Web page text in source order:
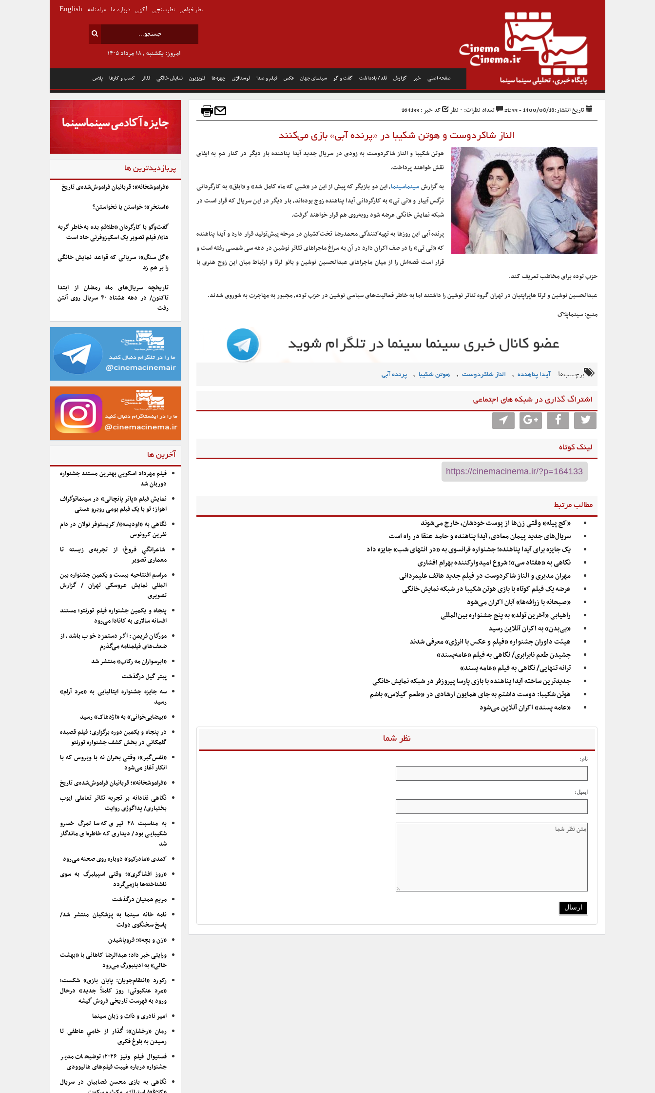
صفحه اصلی خبر گزارش نقد / یادداشت گفت و گو سینمای جهان عکس فیلم و صدا نوستالژی چهره ها تلویزیون نمایش خانگی تئاتر کسب و کارها پلاس
امروز: یکشنبه , ۱۸ مرداد ۱۴۰۵
نظرخواهی نظرسنجی آگهی درباره ما مرامنامه English
تاریخ انتشار:1400/08/18 - 21:33 تعداد نظرات: ۰ نظر کد خبر : 164133
الناز شاکردوست و هوتن شکیبا در «پرنده آبی» بازی می‌کنند
هوتن شکیبا و الناز شاکردوست به زودی در سریال جدید آیدا پناهنده بار دیگر در کنار هم به ایفای
نقش خواهند پرداخت.
به گزارشسینماسینما، این دو بازیگر که پیش از این در «شبی که ماه کامل شد» و «ابلق» به کارگردانی
نرگس آبیار و «تی تی» به کارگردانی آیدا پناهنده زوج بوده‌اند، بار دیگر در این سریال که قرار است در
شبکه نمایش خانگی عرضه شود روبه‌روی هم قرار خواهند گرفت.
پرنده آبی این روزها به تهیه‌کنندگی محمدرضا تخت‌کشیان در مرحله پیش‌تولید قرار دارد و آیدا پناهنده
که «تی تی» را در صف اکران دارد در آن به سراغ ماجراهای تئاتر نوشین در دهه سی شمسی رفته است و
قرار است قصه‌اش را از میان ماجراهای عبدالحسین نوشین و بانو لرتا و ارتباط میان این زوج هنری با
حزب توده برای مخاطب تعریف کند.
عبدالحسین نوشین و لرتا هاپراپتیان در تهران گروه تئاتر نوشین را داشتند اما به خاطر فعالیت‌های سیاسی نوشین در حزب توده، مجبور به مهاجرت به شوروی شدند.
منبع: سینماپلاک
برچسب‌ها: آیدا پناهنده , الناز شاکردوست , هوتن شکیبا , پرنده آبی
اشتراگ گذاری در شبکه های اجتماعی
لینک کوتاه
مطالب مرتبط
«کج ‌پیله» وقتی زن‌ها‌ از پوست خودشان، خارج می‌شوند
سریال‌های جدید پیمان معادی، آیدا پناهنده و حامد عنقا در راه است
یک جایزه برای آیدا پناهنده؛ جشنواره فرانسوی به «در انتهای شب» جایزه داد
نگاهی به «هفتاد سی»؛ شروع امیدوارکننده بهرام افشاری
مهران مدیری و الناز شاکردوست در فیلم جدید هاتف علیمردانی
عرضه یک فیلم کوتاه با بازی هوتن شکیبا در شبکه نمایش خانگی
«صبحانه با زرافه‌ها» آبان اکران می‌شود
راهیابی «آخرین تولد» به پنج جشنواره بین‌المللی
«بی‌بدن» به اکران آنلاین رسید
هیئت داوران جشنواره «فیلم و عکس با انرژی» معرفی شدند
چشیدن طعم نابرابری/ نگاهی به فیلم «عامه‌پسند»
ترانه تنهایی/ نگاهی به فیلم «عامه پسند»
جدیدترین ساخته آیدا پناهنده با بازی پارسا پیروزفر در شبکه نمایش خانگی
هوتن شکیبا: دوست داشتم به جای همایون ارشادی در «طعم گیلاس» باشم
«عامه پسند» اکران آنلاین می‌شود
نظر شما
نام:
ایمیل:
پربازدیدترین ها
«فراموشخانه»؛ قربانیان فراموش‌شده‌ی تاریخ
«استخر»؛ خواستن یا نخواستن؟
گفت‌وگو با کارگردان «طلاقم بده به خاطر گربه
ها»/ فیلم تصویر یک اسکیزوفرنی حاد است
«گل سنگ»؛ سریالی که قواعد نمایش خانگی
را بر هم زد
تاریخچه سریال‌های ماه رمضان از ابتدا
تاکنون/ در دهه هشتاد ۴۰ سریال روی آنتن
رفت
آخرین ها
فیلم مهرداد اسکویی بهترین مستند جشنواره
دوربان شد
نمایش فیلم «پاتر پانچالی» در سینماتوگراف
اهواز؛ تو با یک فیلم بومی روبرو هستی
نگاهی به «اودیسه»/ کریستوفر نولان در دام
نفرین کرونوس
شاعرانگیِ فروغ؛ از تجربه‌ی زیسته تا
معماری تصویر
مراسم افتتاحیه بیست و یکمین جشنواره بین
المللی نمایش عروسکی تهران / گزارش
تصویری
پنجاه و یکمین جشنواره فیلم تورنتو؛ مستند
افسانه سالاری به کانادا می‌رود
مورگان فریمن: اگر دستمزد خوب باشد، از
ضعف‌های فیلمنامه می‌گذرم
«ابرسواران مه رکاب» منتشر شد
پیتر گیل درگذشت
سه جایزه جشنواره ایتالیایی به «مرد آرام»
رسید
«بیضایی‌خوانی» به «اژدهاک» رسید
در پنجاه و یکمین دوره برگزاری؛ فیلم قصیده
گلمکانی در بخش کشف جشنواره تورنتو
«نفس‌گیر»؛ وقتی بحران نه با ویروس که با
انکار آغاز می‌شود
«فراموشخانه»؛ قربانیان فراموش‌شده‌ی تاریخ
نگاهی نقادانه بر تجربه تئاتر تعاملی ایوب
بختیاری/ پداگوژی روایت
به مناسبت ۲۸ تیری که سالمرگ خسرو
شکیبایی بود/ دیداری که خاطره‌ای ماندگار
شد
کمدی «مادرکیو» دوباره روی صحنه می‌رود
«روز افشاگری»؛ وقتی اسپیلبرگ به سوی
ناشناخته‌ها بازمی‌گردد
مریم همتیان درگذشت
نامه خانه سینما به پزشکیان منتشر شد/
پاسخ سخنگوی دولت
«زن و بچه»؛ فروپاشیدن
ورایتی خبر داد؛ عبدالرضا کاهانی با «بهشت
خالی» به ادینبورگ می‌رود
رکورد «انتقام‌جویان: پایان بازی» شکست؛
«مرد عنکبوتی: روز کاملاً جدید» درحال
ورود به فهرست تاریخی فروش گیشه
امیر نادری و ذات و زبان سینما
رمان «رخشان»؛ گُذار از خامیِ عاطفی تا
رسیدن به بلوغ فکری
فستیوال فیلم ونیز ۲۰۲۶؛ توضیحات مدیر
جشنواره درباره غیبت فیلم‌های هالیوودی
نگاهی به بازی محسن قصابیان در سریال